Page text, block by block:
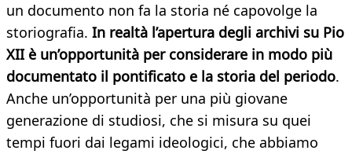
un documento non fa la storia né capovolge la
storiografia. In realtà l’apertura degli archivi su Pio
XII è un’opportunità per considerare in modo più
documentato il pontificato e la storia del periodo.
Anche un’opportunità per una più giovane
generazione di studiosi, che si misura su quei
tempi fuori dai legami ideologici, che abbiamo